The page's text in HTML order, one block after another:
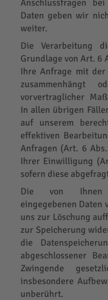
Anschlussfragen
Daten geben wir
weiter.
Die Verarbeitung
Grundlage von Art. 6
Ihre Anfrage mit
zusammenhängt
vorvertraglicher
In allen übrigen
auf unserem
effektiven
Anfragen (Art. 6
Ihrer Einwilligung
sofern diese
Die von Ihnen
eingegebenen Daten
uns zur Löschung
zur Speicherung
die
abgeschlossener
Zwingende
insbesondere
unberührt.